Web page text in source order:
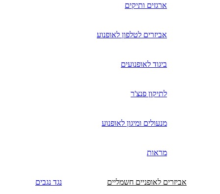
ארגזים ותיקים
אביזרים לטלפון לאופנוע
ביגוד לאופנועים
לתיקון פנצ'ר
מנעולים ומיגון לאופנוע
מראות
אביזרים לאופניים חשמליים נגד נגבים